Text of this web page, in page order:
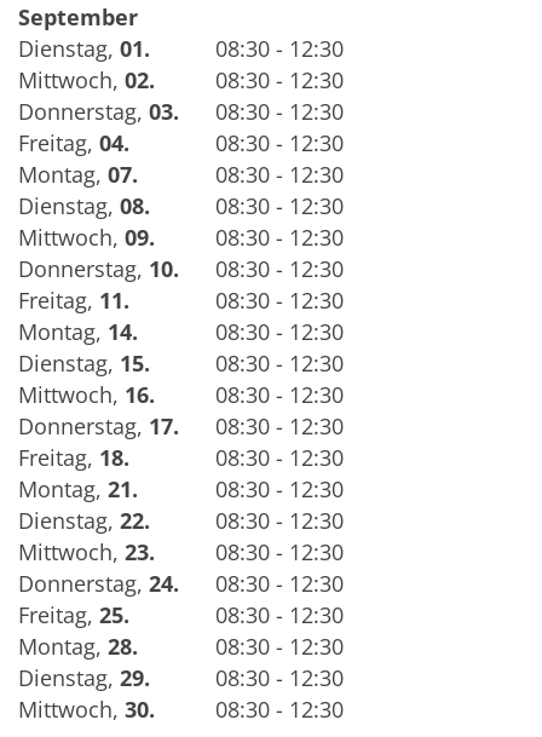
September
Dienstag, 01.
08:30 - 12:30
Mittwoch, 02.
08:30 - 12:30
Donnerstag, 03.
08:30 - 12:30
Freitag, 04.
08:30 - 12:30
Montag, 07.
08:30 - 12:30
Dienstag, 08.
08:30 - 12:30
Mittwoch, 09.
08:30 - 12:30
Donnerstag, 10.
08:30 - 12:30
Freitag, 11.
08:30 - 12:30
Montag, 14.
08:30 - 12:30
Dienstag, 15.
08:30 - 12:30
Mittwoch, 16.
08:30 - 12:30
Donnerstag, 17.
08:30 - 12:30
Freitag, 18.
08:30 - 12:30
Montag, 21.
08:30 - 12:30
Dienstag, 22.
08:30 - 12:30
Mittwoch, 23.
08:30 - 12:30
Donnerstag, 24.
08:30 - 12:30
Freitag, 25.
08:30 - 12:30
Montag, 28.
08:30 - 12:30
Dienstag, 29.
08:30 - 12:30
Mittwoch, 30.
08:30 - 12:30